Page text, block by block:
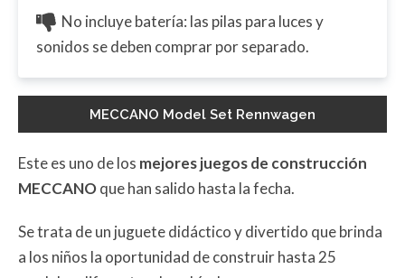
No incluye batería: las pilas para luces y
sonidos se deben comprar por separado.
MECCANO Model Set Rennwagen
Este es uno de los mejores juegos de construcción
MECCANOque han salido hasta la fecha.
Se trata de un juguete didáctico y divertido que brinda
a los niños la oportunidad de construir hasta 25